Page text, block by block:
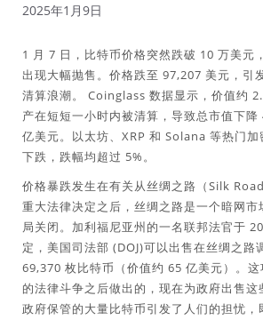
2025年1月9日
1 月 7 日，比特币价格突然跌破 10 万美元
出现大幅抛售。价格跌至 97,207 美元，引
清算浪潮。 Coinglass 数据显示，价值约
产在短短一小时内被清算，导致总市值下
亿美元。以太坊、XRP 和 Solana 等热门
下跌，跌幅均超过 5%。
价格暴跌发生在有关从丝绸之路（Silk
重大法律决定之后，丝绸之路是一个暗网市
局关闭。加利福尼亚州的一名联邦法官于
定，美国司法部 (DOJ)可以出售在丝绸之路
69,370 枚比特币（价值约 65 亿美元）。
的法律斗争之后做出的，现在为政府出售这
政府保管的大量比特币引发了人们的担忧，